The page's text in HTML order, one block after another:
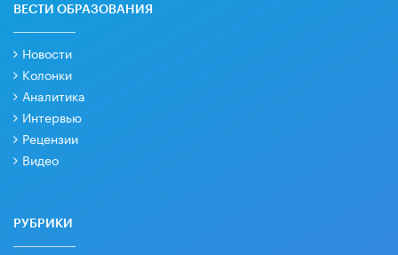
ВЕСТИ ОБРАЗОВАНИЯ
Новости
Колонки
Аналитика
Интервью
Рецензии
Видео
РУБРИКИ